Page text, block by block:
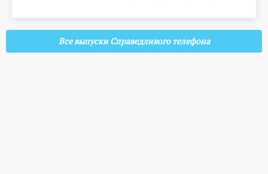
Все выпуски Справедливого телефона